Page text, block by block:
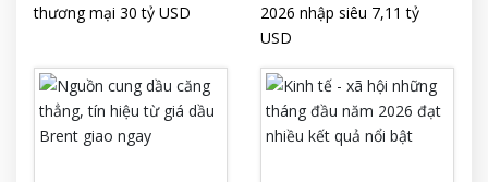
thương mại 30 tỷ USD
2026 nhập siêu 7,11 tỷ
USD